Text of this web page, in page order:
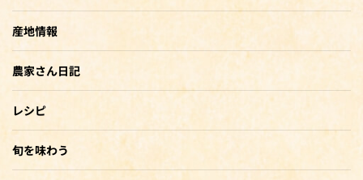
産地情報
農家さん日記
レシピ
旬を味わう